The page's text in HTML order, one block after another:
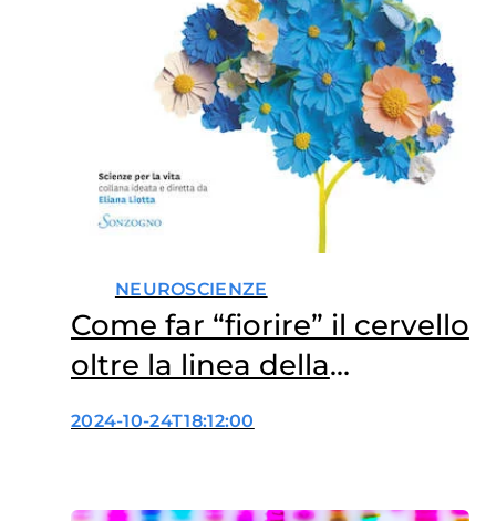
NEUROSCIENZE
Come far “fiorire” il cervello
oltre la linea della
giovinezza
2024-10-24T18:12:00